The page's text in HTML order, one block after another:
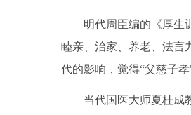
明代周臣编的《厚生
睦亲、治家、养老、法言
代的影响，觉得“父慈子
当代国医大师夏桂成